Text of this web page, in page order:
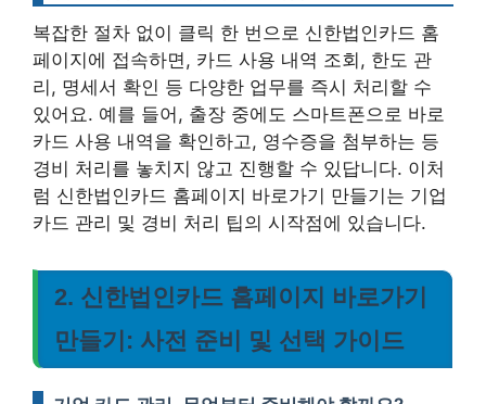
복잡한 절차 없이 클릭 한 번으로 신한법인카드 홈
페이지에 접속하면, 카드 사용 내역 조회, 한도 관
리, 명세서 확인 등 다양한 업무를 즉시 처리할 수
있어요. 예를 들어, 출장 중에도 스마트폰으로 바로
카드 사용 내역을 확인하고, 영수증을 첨부하는 등
경비 처리를 놓치지 않고 진행할 수 있답니다. 이처
럼 신한법인카드 홈페이지 바로가기 만들기는 기업
카드 관리 및 경비 처리 팁의 시작점에 있습니다.
2. 신한법인카드 홈페이지 바로가기
만들기: 사전 준비 및 선택 가이드